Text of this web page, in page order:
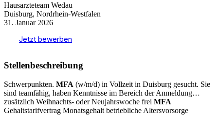
Hausarzteteam Wedau
Duisburg, Nordrhein-Westfalen
31. Januar 2026
Jetzt bewerben
Stellenbeschreibung
Schwerpunkten. MFA (w/m/d) in Vollzeit in Duisburg gesucht. Sie
sind teamfähig, haben Kenntnisse im Bereich der Anmeldung…
zusätzlich Weihnachts- oder Neujahrswoche frei MFA
Gehaltstarifvertrag Monatsgehalt betriebliche Altersvorsorge